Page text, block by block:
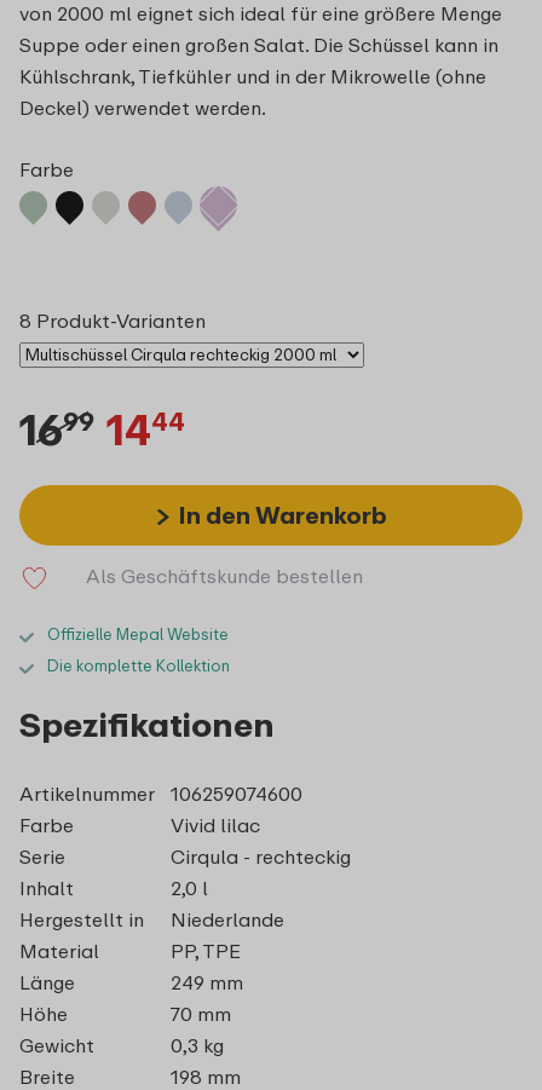
von 2000 ml eignet sich ideal für eine größere Menge
Suppe oder einen großen Salat. Die Schüssel kann in
Kühlschrank, Tiefkühler und in der Mikrowelle (ohne
Deckel) verwendet werden.
Farbe
8 Produkt-Varianten
1699 1444
In den Warenkorb
Als Geschäftskunde bestellen
Offizielle Mepal Website
Die komplette Kollektion
Spezifikationen
Artikelnummer
106259074600
Farbe
Vivid lilac
Serie
Cirqula - rechteckig
Inhalt
2,0 l
Hergestellt in
Niederlande
Material
PP, TPE
Länge
249 mm
Höhe
70 mm
Gewicht
0,3 kg
Breite
198 mm